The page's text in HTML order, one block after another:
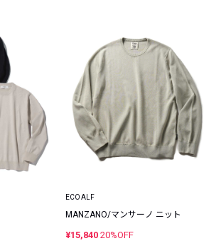
ECOALF
MANZANO/マンサーノ ニット
¥15,840 20%OFF